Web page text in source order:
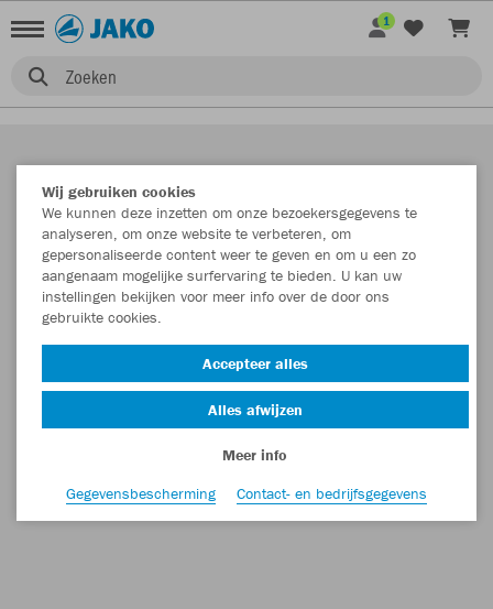
Zoeken
1
Wij gebruiken cookies
We kunnen deze inzetten om onze bezoekersgegevens te
analyseren, om onze website te verbeteren, om
gepersonaliseerde content weer te geven en om u een zo
aangenaam mogelijke surfervaring te bieden. U kan uw
instellingen bekijken voor meer info over de door ons
gebruikte cookies.
Accepteer alles
Alles afwijzen
Meer info
Gegevensbescherming
Contact- en bedrijfsgegevens